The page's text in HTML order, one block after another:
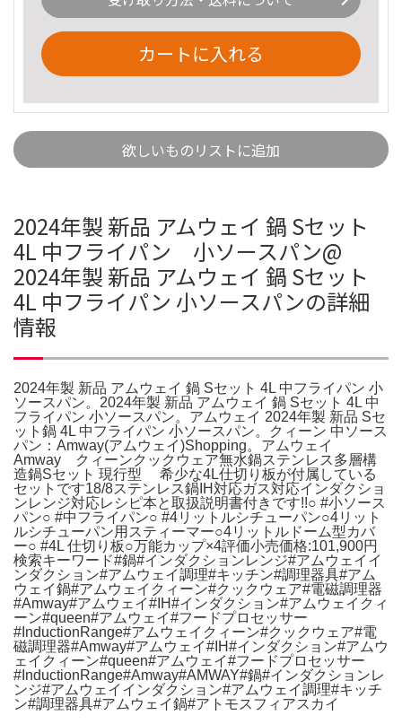
カートに入れる
欲しいものリストに追加
2024年製 新品 アムウェイ 鍋 Sセット
4L 中フライパン 小ソースパン@
2024年製 新品 アムウェイ 鍋 Sセット
4L 中フライパン 小ソースパンの詳細
情報
2024年製 新品 アムウェイ 鍋 Sセット 4L 中フライパン 小
ソースパン。2024年製 新品 アムウェイ 鍋 Sセット 4L 中
フライパン 小ソースパン。アムウェイ 2024年製 新品 Sセ
ット鍋 4L 中フライパン 小ソースパン。クィーン 中ソース
パン：Amway(アムウェイ)Shopping。アムウェイ
Amway クィーンクックウェア無水鍋ステンレス多層構
造鍋Sセット 現行型 希少な4L仕切り板が付属している
セットです18/8ステンレス鍋IH対応ガス対応インダクショ
ンレンジ対応レシピ本と取扱説明書付きです!!○ #小ソース
パン○ #中フライパン○ #4リットルシチューパン○4リット
ルシチューパン用スティーマー○4リットルドーム型カバ
ー○ #4L 仕切り板○万能カップ×4評価小売価格:101,900円
検索キーワード#鍋#インダクションレンジ#アムウェイイ
ンダクション#アムウェイ調理#キッチン#調理器具#アム
ウェイ鍋#アムウェイクィーン#クックウェア#電磁調理器
#Amway#アムウェイ#IH#インダクション#アムウェイクィ
ーン#queen#アムウェイ#フードプロセッサー
#InductionRange#アムウェイクィーン#クックウェア#電
磁調理器#Amway#アムウェイ#IH#インダクション#アムウ
ェイクィーン#queen#アムウェイ#フードプロセッサー
#InductionRange#Amway#AMWAY#鍋#インダクションレ
ンジ#アムウェイインダクション#アムウェイ調理#キッチ
ン#調理器具#アムウェイ鍋#アトモスフィアスカイ